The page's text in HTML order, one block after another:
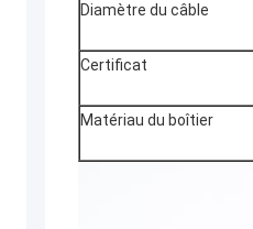
Diamètre du câble
Certificat
Matériau du boîtier